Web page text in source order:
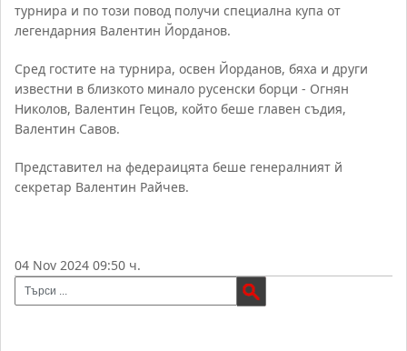
турнира и по този повод получи специална купа от
легендарния Валентин Йорданов.
Сред гостите на турнира, освен Йорданов, бяха и други
известни в близкото минало русенски борци - Огнян
Николов, Валентин Гецов, който беше главен съдия,
Валентин Савов.
Представител на федераицята беше генералният й
секретар Валентин Райчев.
04 Nov 2024 09:50 ч.